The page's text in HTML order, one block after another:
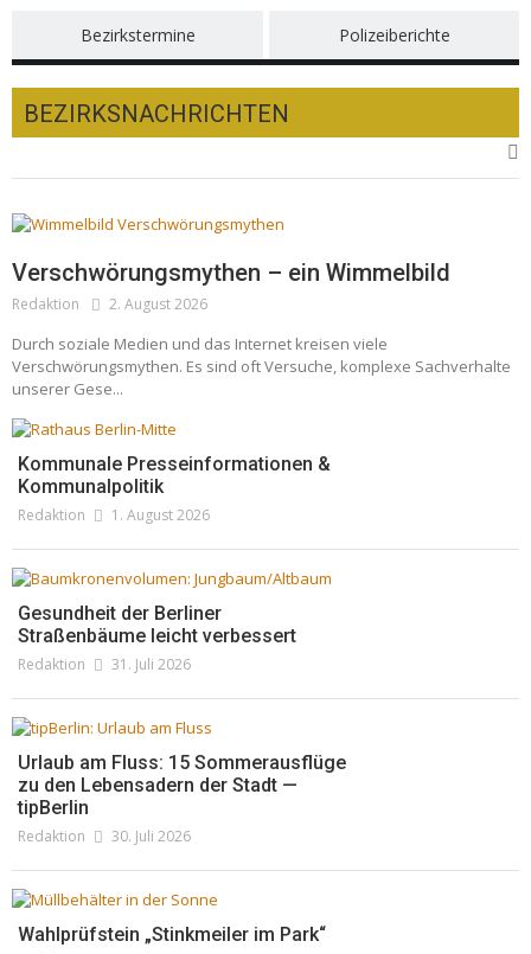
Bezirkstermine Polizeiberichte
BEZIRKSNACHRICHTEN
Verschwörungsmythen – ein Wimmelbild
Redaktion 2. August 2026
Durch soziale Medien und das Internet kreisen viele
Verschwörungsmythen. Es sind oft Versuche, komplexe Sachverhalte
unserer Gese...
Kommunale Presseinformationen &
Kommunalpolitik
Redaktion 1. August 2026
Gesundheit der Berliner
Straßenbäume leicht verbessert
Redaktion 31. Juli 2026
Urlaub am Fluss: 15 Sommerausflüge
zu den Lebensadern der Stadt —
tipBerlin
Redaktion 30. Juli 2026
Wahlprüfstein „Stinkmeiler im Park“